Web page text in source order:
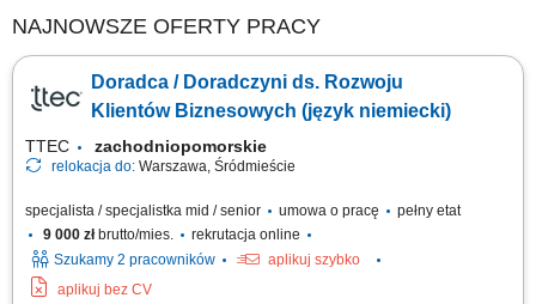
NAJNOWSZE OFERTY PRACY
Doradca / Doradczyni ds. Rozwoju
Klientów Biznesowych (język niemiecki)
TTEC zachodniopomorskie
relokacja do: Warszawa, Śródmieście
specjalista / specjalistka mid / senior umowa o pracę
pełny etat
9 000 złbrutto/mies.
rekrutacja online
Szukamy 2 pracowników
aplikuj szybko
aplikuj bez CV